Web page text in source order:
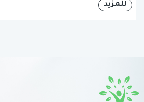
للمزيد